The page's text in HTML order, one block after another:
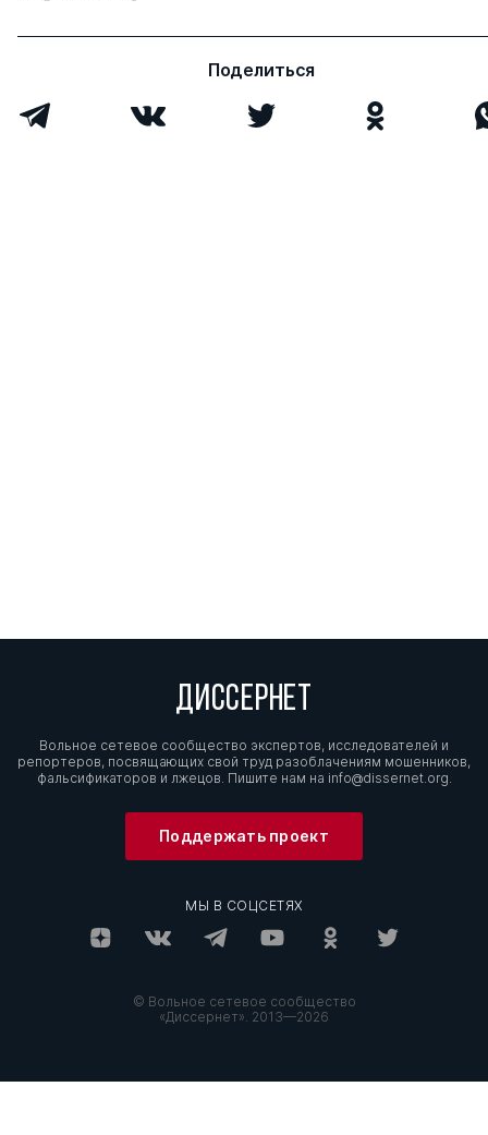
Поделиться
ДИССЕРНЕТ
Вольное сетевое сообщество экспертов, исследователей и
репортеров, посвящающих свой труд разоблачениям мошенников,
фальсификаторов и лжецов. Пишите нам на info@dissernet.org.
Поддержать проект
МЫ В СОЦСЕТЯХ
© Вольное сетевое сообщество
«Диссернет». 2013—2026